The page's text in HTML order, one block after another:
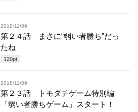
2018/11/09
第２４話 まさに“弱い者勝ち”だっ
たね
120pt
2018/11/09
第２３話 トモダチゲーム特別編
「弱い者勝ちゲーム」スタート！